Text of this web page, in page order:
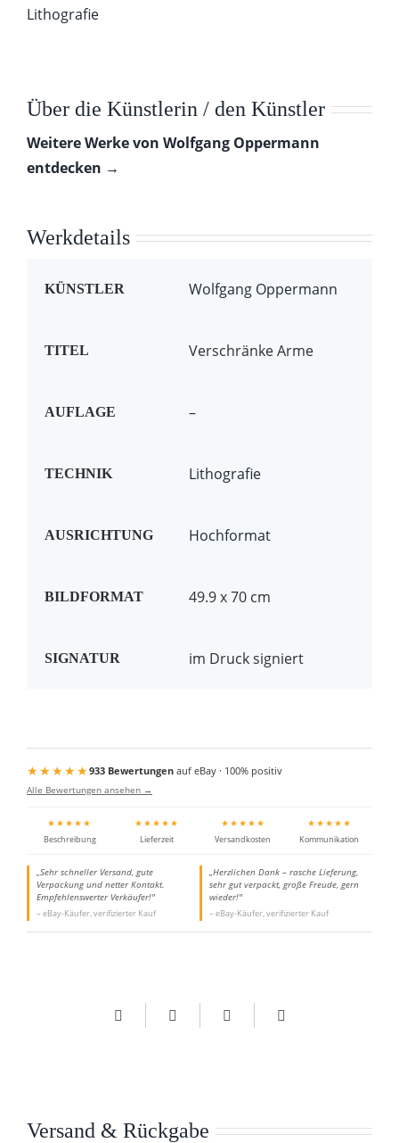
Lithografie
Über die Künstlerin / den Künstler
Weitere Werke von Wolfgang Oppermann
entdecken →
Werkdetails
KÜNSTLER Wolfgang Oppermann
TITEL Verschränke Arme
AUFLAGE –
TECHNIK Lithografie
AUSRICHTUNG Hochformat
BILDFORMAT 49.9 x 70 cm
SIGNATUR im Druck signiert
★★★★★933 Bewertungenauf eBay · 100% positiv
Alle Bewertungen ansehen →
★★★★★
Beschreibung
★★★★★
Lieferzeit
★★★★★
Versandkosten
★★★★★
Kommunikation
„Sehr schneller Versand, gute
Verpackung und netter Kontakt.
Empfehlenswerter Verkäufer!"
– eBay-Käufer, verifizierter Kauf
„Herzlichen Dank – rasche Lieferung,
sehr gut verpackt, große Freude, gern
wieder!"
– eBay-Käufer, verifizierter Kauf
Versand & Rückgabe